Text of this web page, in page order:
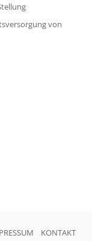
von
KONTAKT